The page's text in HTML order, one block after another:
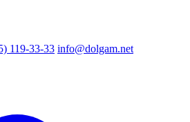
119-33-33 info@dolgam.net